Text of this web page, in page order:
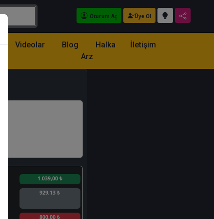
Oturum Aç Üye Ol
Videolar Blog
Halka
Arz
İletişim
1.039,00 ₺
929,13 ₺
800,00 ₺